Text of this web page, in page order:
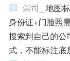
崇司_
地图
身份证+门脸照
搜索到自己的公
式，不能标注底